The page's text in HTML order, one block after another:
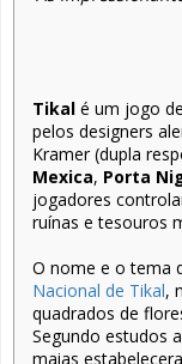
Tikal é um jogo
pelos designers
Kramer (dupla
Mexica, Porta
jogadores
ruínas e tesouros
O nome e o tema
Nacional de Tikal,
quadrados de
Segundo estudos
maias